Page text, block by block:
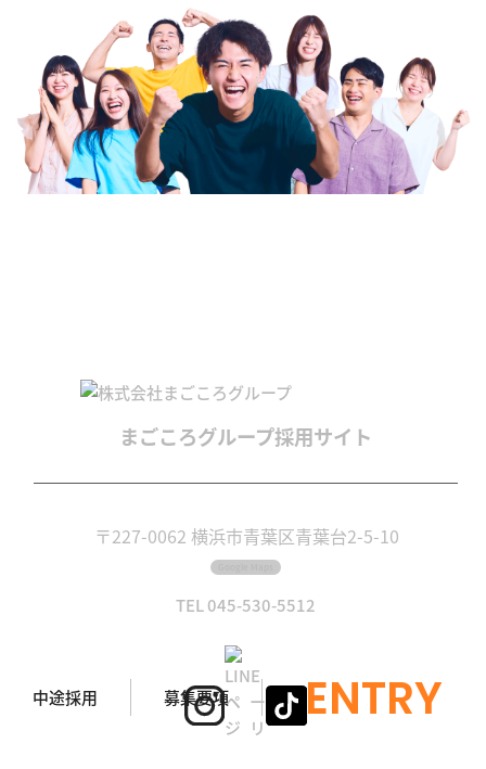
まごころグループ採用サイト
〒227-0062 横浜市青葉区青葉台2-5-10
TEL 045-530-5512
中途採用 募集要項 ENTRY